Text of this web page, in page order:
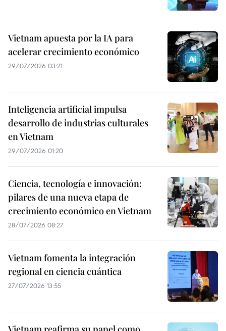
Vietnam apuesta por la IA para
acelerar crecimiento económico
29/07/2026 03:21
Inteligencia artificial impulsa
desarrollo de industrias culturales
en Vietnam
29/07/2026 01:20
Ciencia, tecnología e innovación:
pilares de una nueva etapa de
crecimiento económico en Vietnam
28/07/2026 08:27
Vietnam fomenta la integración
regional en ciencia cuántica
27/07/2026 13:55